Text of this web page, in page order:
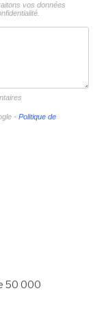
vos données
- Politique de
50 000